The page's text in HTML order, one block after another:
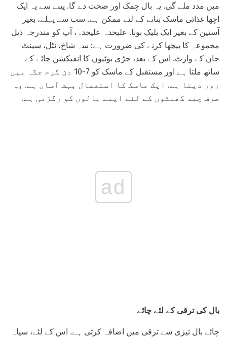
میں مدد ملے گی. یہ بال چمک اور صحت دے گا. پینے سے یہ ایک
اچھا غذائی ماسک بنانے کے لئے ممکن ہے. سب سے پہلے، بغیر
آستین کے بغیر ایک بلیک بونا. علیحدہ علیحدہ، آپ کو مندرجہ ذیل
مجموعہ کا پیچھا کرنے کی ضرورت ہے: سہ شاخ، نٹل، سینٹ
جان کے وارٹ. اس کے بعد، جڑی بوٹیوں کا انفیکشن چائے کے
ساتھ ملتا ہے اور مستقبل کے ماسک کو 7-10 دن گرم جگہ میں
زور دیتا ہے. ایک ماسک کا استعمال بہت آسان ہے. وہ
صرف چند گھنٹوں کے لئے اپنے بالوں کو رگڑتی ہے.
ad
بال کی ترقی کے لئے چائے
چائے بال تیزی سے ترقی میں اضافہ کرتی ہے. اس کے لئے، سیاہ